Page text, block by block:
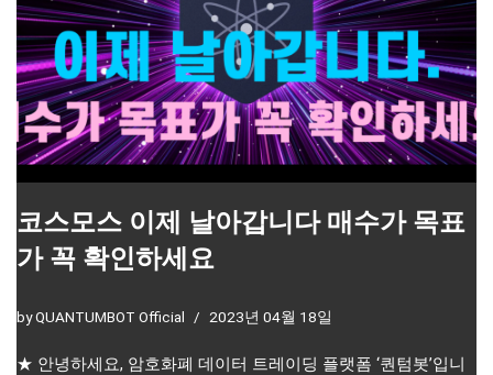
코스모스 이제 날아갑니다 매수가 목표
가 꼭 확인하세요
byQUANTUMBOT Official 2023년 04월 18일
★ 안녕하세요, 암호화폐 데이터 트레이딩 플랫폼 ‘퀀텀봇’입니